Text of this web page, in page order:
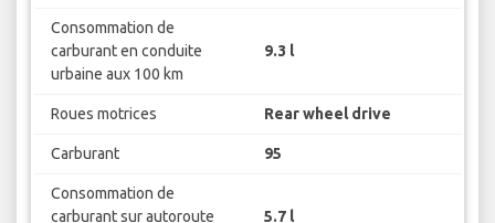
Consommation de
carburant en conduite
urbaine aux 100 km
9.3 l
Roues motrices Rear wheel drive
Carburant 95
Consommation de
carburant sur autoroute
5.7 l